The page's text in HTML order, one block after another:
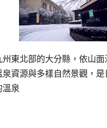
州東北部的大分縣，依山面
泉資源與多樣自然景觀，
溫泉